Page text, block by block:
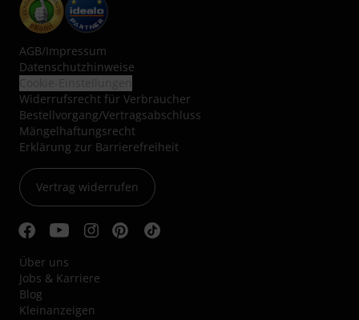
AGB/Impressum
Datenschutzhinweise
Widerrufsrecht für Verbraucher
Bestellvorgang/Vertragsabschluss
Mängelhaftungsrecht
Erklärung zur Barrierefreiheit
Vertrag widerrufen
Über uns
Jobs & Karriere
Blog
Kleinanzeigen